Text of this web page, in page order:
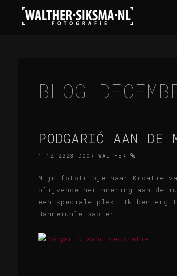
BLOG
PODGARIĆ AAN DE
1-12-2023 DOOR WALTHER
Mijn fototripje naar Kroatië
blijvende herinnering aan de
een speciale plek. Ik ben erg
Hahnemuhle papier!